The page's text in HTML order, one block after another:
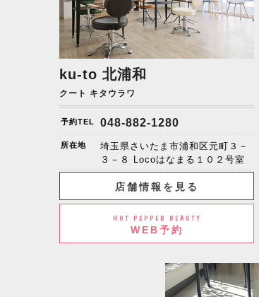
ku-to 北浦和
クート キタウラワ
予約TEL 048-882-1280
所在地
埼玉県さいたま市浦和区元町３－
３－８ Locoはなまる１０２号室
店舗情報を見る
HOT PEPPER BEAUTY
WEB予約